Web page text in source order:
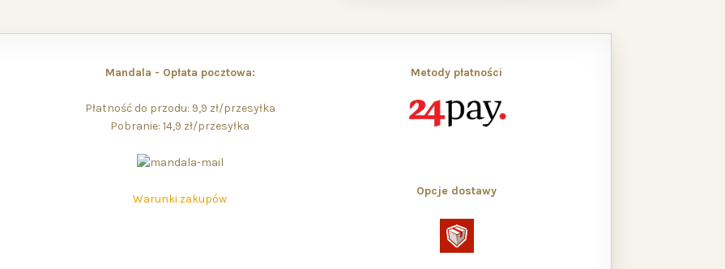
Mandala - Opłata pocztowa:
Płatność do przodu: 9,9 zł/przesyłka
Pobranie: 14,9 zł/przesyłka
Warunki zakupów
Metody płatności
Opcje dostawy